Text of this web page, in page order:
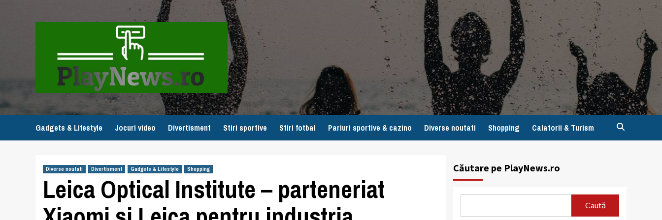
Gadgets & Lifestyle Jocuri video Divertisment Stiri sportive Stiri fotbal Pariuri sportive & cazino Diverse noutati Shopping Calatorii & Turism
Diverse noutati Divertisment Gadgets & Lifestyle Shopping
Leica Optical Institute – parteneriat
Căutare pe PlayNews.ro
Caută